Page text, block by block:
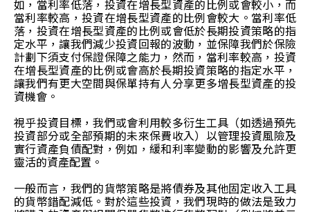
如，當利率低落，投資在增長型資產的比例或會較小，而
當利率較高，投資在增長型資產的比例會較大。當利率低
落，投資在增長型資產的比例或會低於長期投資策略的指
定水平，讓我們減少投資回報的波動，並保障我們於保險
計劃下須支付保證保障之能力，然而，當利率較高，投資
在增長型資產的比例或會高於長期投資策略的指定水平，
讓我們有更大空間與保單持有人分享更多增長型資產的投
資機會。
視乎投資目標，我們或會利用較多衍生工具（如透過預先
投資部分或全部預期的未來保費收入）以管理投資風險及
實行資產負債配對，例如，緩和利率變動的影響及允許更
靈活的資產配置。
一般而言，我們的貨幣策略是將債券及其他固定收入工具
的貨幣錯配減低。對於這些投資，我們現時的做法是致力